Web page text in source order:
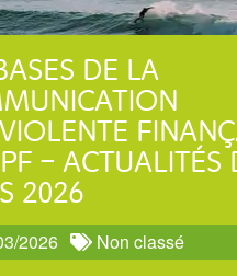
DE LA
– ACTUALITÉS
2026
2026
Non classé